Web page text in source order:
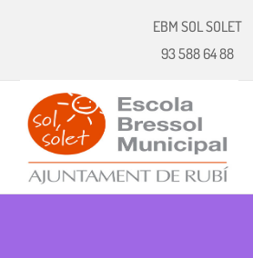
EBM SOL SOLET
93 588 64 88